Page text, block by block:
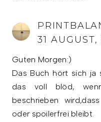
31 AUGUST,
Guten Morgen:)
Das Buch hört sich ja
das voll blöd,
beschrieben
oder spoilerfrei bleibt.